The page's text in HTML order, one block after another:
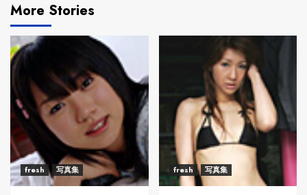
More Stories
fresh 写真集 fresh 写真集